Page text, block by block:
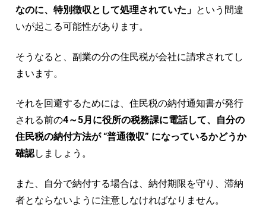
なのに、特別徴収として処理されていた」 という間違
いが起こる可能性があります。
そうなると、副業の分の住民税が会社に請求されてし
まいます。
それを回避するためには、住民税の納付通知書が発行
される前の4～5月に役所の税務課に電話して、自分の
住民税の納付方法が “普通徴収” になっているかどうか
確認しましょう。
また、自分で納付する場合は、納付期限を守り、滞納
者とならないように注意しなければなりません。